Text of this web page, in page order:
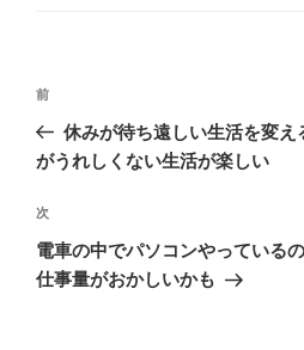
投
ナ
ゲ
ー
シ
前
の
投
前
休みが待ち遠しい生活を変え
がうれしくない生活が楽しい
次
の
投
次
電車の中でパソコンやっている
仕事量がおかしいかも